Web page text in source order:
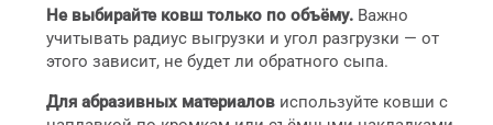
Не выбирайте ковш только по объёму. Важно
учитывать радиус выгрузки и угол разгрузки — от
этого зависит, не будет ли обратного сыпа.
Для абразивных материалов используйте ковши с